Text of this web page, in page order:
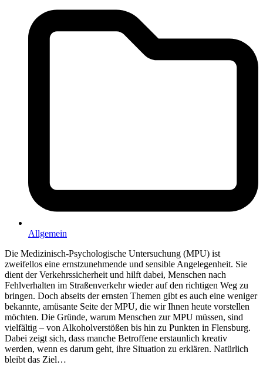
Allgemein
Die Medizinisch-Psychologische Untersuchung (MPU) ist
zweifellos eine ernstzunehmende und sensible Angelegenheit. Sie
dient der Verkehrssicherheit und hilft dabei, Menschen nach
Fehlverhalten im Straßenverkehr wieder auf den richtigen Weg zu
bringen. Doch abseits der ernsten Themen gibt es auch eine weniger
bekannte, amüsante Seite der MPU, die wir Ihnen heute vorstellen
möchten. Die Gründe, warum Menschen zur MPU müssen, sind
vielfältig – von Alkoholverstößen bis hin zu Punkten in Flensburg.
Dabei zeigt sich, dass manche Betroffene erstaunlich kreativ
werden, wenn es darum geht, ihre Situation zu erklären. Natürlich
bleibt das Ziel…